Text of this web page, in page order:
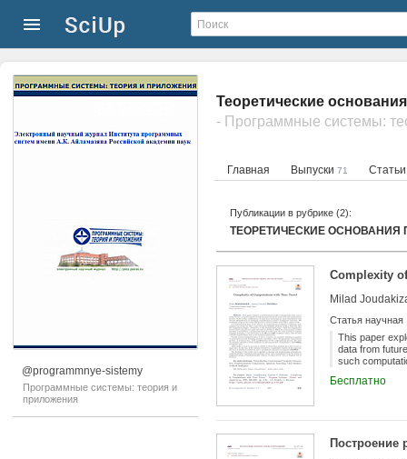
@programmnye-sistemy
Программные системы: теория и
приложения
Теоретические
- Программные системы:
Главная Выпуски 71
Публикации в рубрике (2):
ТЕОРЕТИЧЕСКИЕ
Complexity
Milad
Статья научная
This paper
data from
such
absence of
bounded by a
Possible
Бесплатно
Построение